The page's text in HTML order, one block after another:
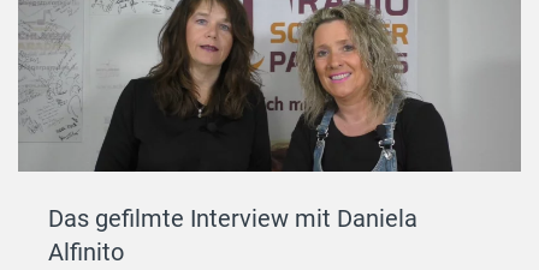
Das gefilmte Interview mit Daniela
Alfinito